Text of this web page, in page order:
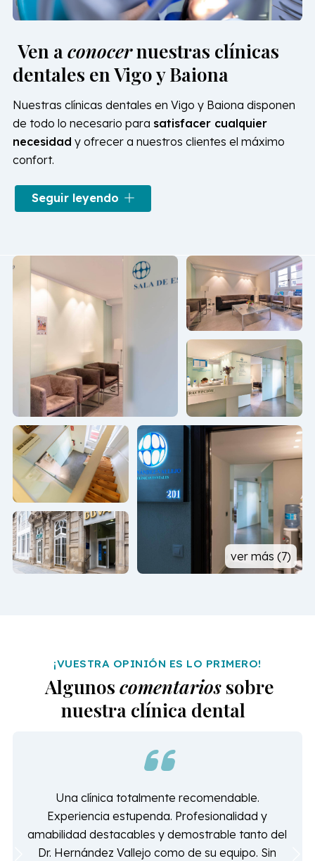
Ven aconocernuestras clínicas
dentales en Vigo y Baiona
Nuestras clínicas dentales en Vigo y Baiona disponen
de todo lo necesario para satisfacer cualquier
necesidad y ofrecer a nuestros clientes el máximo
confort.
Los gabinetes cuentan con
equipamiento avanzado
radiología panorámica digitalizada, gabinete dental
con Rx intraoral, despachos de profesionales... En
aparatologíadestacan equipos como:
Radiología intraoral
Centrífugas para realizar injertos con factores de
crecimiento.
Equipos dentales Plannmeca y Eurodent.
Mobiliario específico.
Esterilizador por ultrasonidos.
Láser
Gracias a este equipo de última generación
ofrecemos los mejores
tratamientos dentales en
Vigo y Baiona
Seguir leyendo
ver más (7)
¡VUESTRA OPINIÓN ES LO PRIMERO!
Algunoscomentariossobre
nuestra clínica dental
Me llevo tratando en esta clínica dental
aproximadamente un año, (ortodoncia), desde el
primer momento me sentí muy a gusto con el
ambiente que hay en ella, desde la recepción